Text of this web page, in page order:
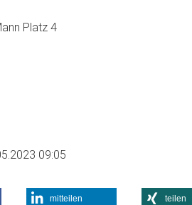
Platz 4
09:05
mitteilen teilen